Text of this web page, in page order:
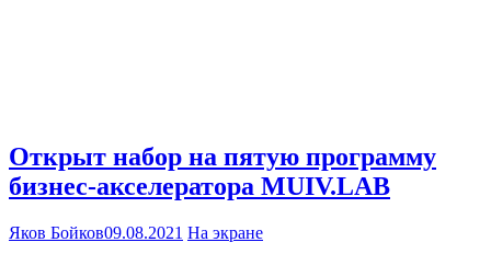
Открыт набор на пятую программу
бизнес-акселератора MUIV.LAB
Яков Бойков09.08.2021 На экране